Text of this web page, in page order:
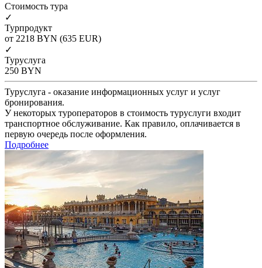
Cтоимость тура
✓
Турпродукт
от 2218 BYN (635 EUR)
✓
Туруслуга
250 BYN
Туруслуга - оказание информационных услуг и услуг
бронирования.
У некоторых туроператоров в стоимость туруслуги входит
транспортное обслуживание. Как правило, оплачивается в
первую очередь после оформления.
Подробнее